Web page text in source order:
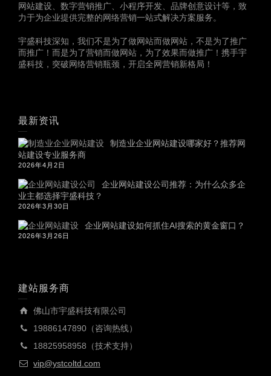
网站建设、数字营销推广、小程序开发、品牌创意设计等，致
力于为企业提供完整的网络营销一站式解决方案服务。
宇盛科技深知，我们不是为了做网站而做网站，不是为了推广
而推广！而是为了营销而做网站，为了效果而做推广！携手宇
盛科技，突破网络营销瓶颈，开启全网营销新格局！
最新资讯
制造业企业网站建设哪家好？推荐网
站建设专业服务商
2026年4月2日
企业网站建设公司推荐：为什么众多企
业主都选择宇盛科技？
2026年3月30日
企业网站建设如何抓住AI搜索的黄金窗口？
2026年3月26日
建站服务商
佛山市宇盛科技有限公司
19886147890（咨询热线）
18825958958（技术支持）
vip@ystcoltd.com